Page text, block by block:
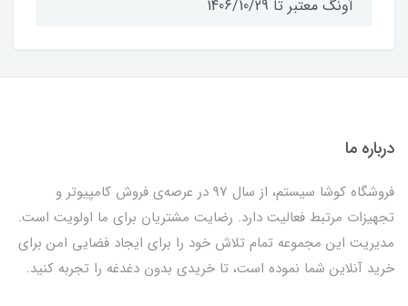
آونگ معتبر تا 1406/10/29
درباره ما
فروشگاه کوشا سیستم، از سال 97 در عرصه‌ی فروش کامپیوتر و
تجهیزات مرتبط فعالیت دارد. رضایت مشتریان برای ما اولویت است.
مدیریت این مجموعه تمام تلاش خود را برای ایجاد فضایی امن برای
خرید آنلاین شما نموده است، تا خریدی بدون دغدغه را تجربه کنید.